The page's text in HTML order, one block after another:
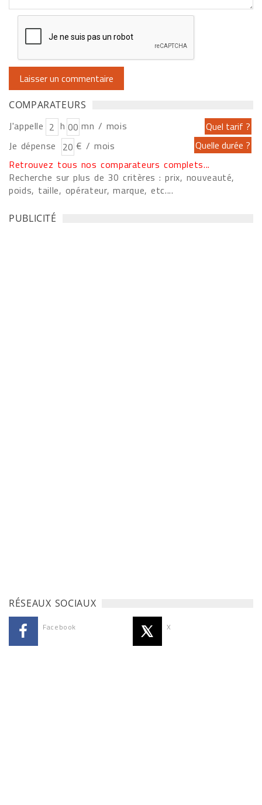
COMPARATEURS
J'appelle h
mn / mois
Je dépense
€ / mois
Retrouvez tous nos comparateurs complets...
Recherche sur plus de 30 critères : prix, nouveauté,
poids, taille, opérateur, marque, etc....
PUBLICITÉ
RÉSEAUX SOCIAUX
Facebook X